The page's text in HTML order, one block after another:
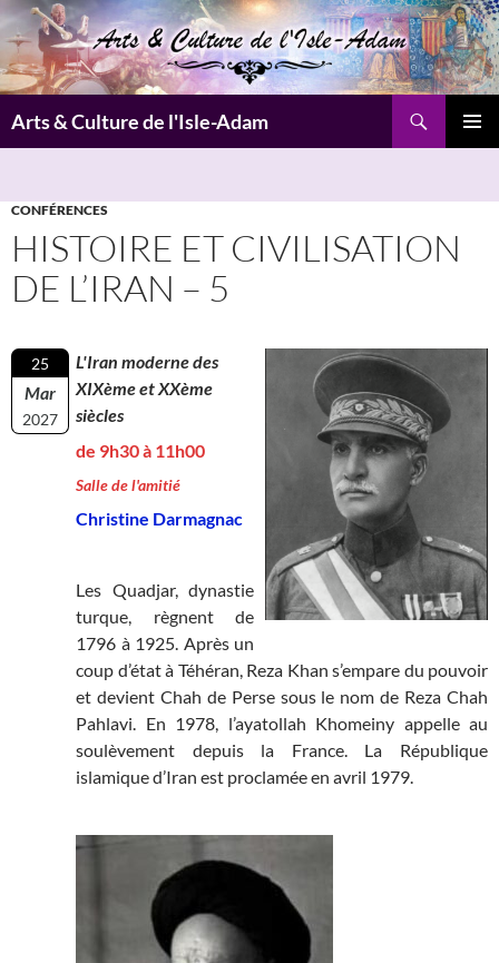
Aller
au
contenu
Arts & Culture de l'Isle-Adam
CONFÉRENCES
HISTOIRE ET CIVILISATION
DE L’IRAN – 5
25
Mar
2027
L'Iran moderne des
XIXème et XXème
siècles
de 9h30 à 11h00
Salle de l'amitié
Christine Darmagnac
Les Quadjar, dynastie
turque, règnent de
1796 à 1925. Après un
coup d’état à Téhéran, Reza Khan s’empare du pouvoir
et devient Chah de Perse sous le nom de Reza Chah
Pahlavi. En 1978, l’ayatollah Khomeiny appelle au
soulèvement depuis la France. La République
islamique d’Iran est proclamée en avril 1979.